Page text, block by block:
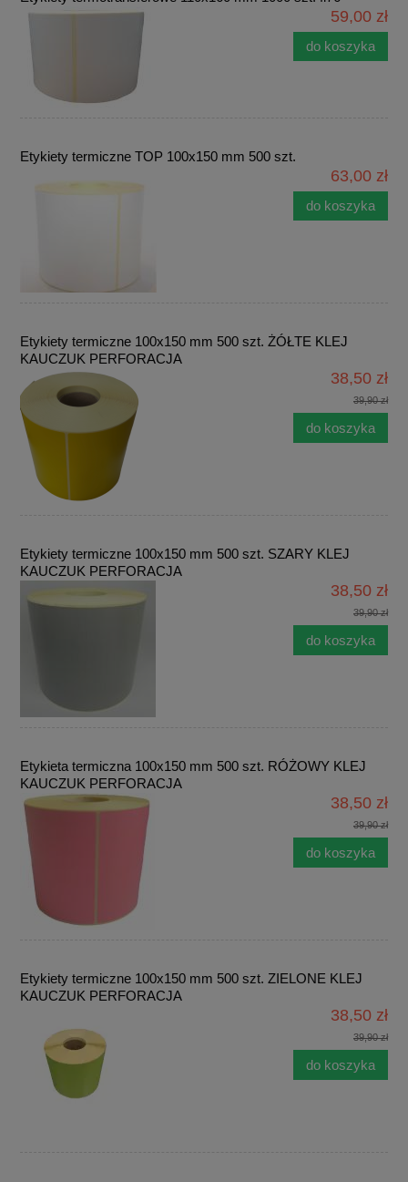
59,00 zł
do koszyka
Etykiety termiczne TOP 100x150 mm 500 szt.
63,00 zł
do koszyka
Etykiety termiczne 100x150 mm 500 szt. ŻÓŁTE KLEJ
KAUCZUK PERFORACJA
38,50 zł
39,90 zł
do koszyka
Etykiety termiczne 100x150 mm 500 szt. SZARY KLEJ
KAUCZUK PERFORACJA
38,50 zł
39,90 zł
do koszyka
Etykieta termiczna 100x150 mm 500 szt. RÓŻOWY KLEJ
KAUCZUK PERFORACJA
38,50 zł
39,90 zł
do koszyka
Etykiety termiczne 100x150 mm 500 szt. ZIELONE KLEJ
KAUCZUK PERFORACJA
38,50 zł
39,90 zł
do koszyka